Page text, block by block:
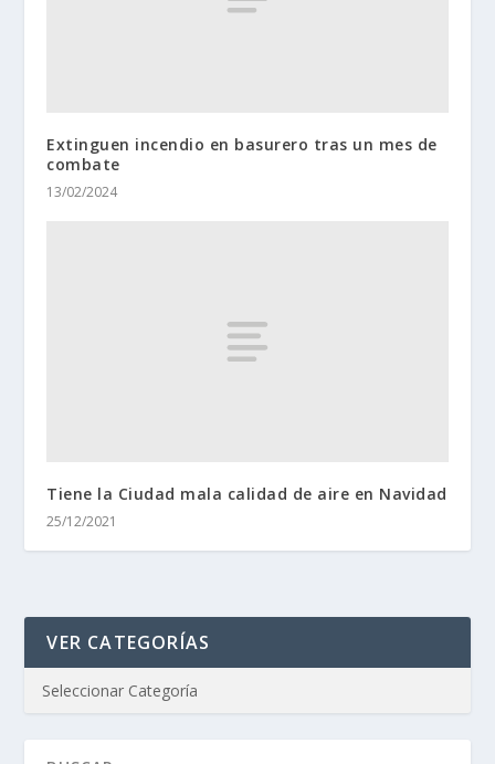
Extinguen incendio en basurero tras un mes de
combate
13/02/2024
Tiene la Ciudad mala calidad de aire en Navidad
25/12/2021
VER CATEGORÍAS